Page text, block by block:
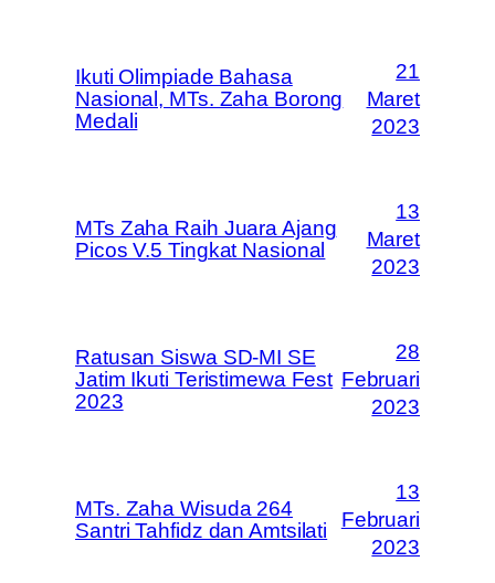
Ikuti Olimpiade Bahasa
Nasional, MTs. Zaha Borong
Medali
21
Maret
2023
MTs Zaha Raih Juara Ajang
Picos V.5 Tingkat Nasional
13
Maret
2023
Ratusan Siswa SD-MI SE
Jatim Ikuti Teristimewa Fest
2023
28
Februari
2023
MTs. Zaha Wisuda 264
Santri Tahfidz dan Amtsilati
13
Februari
2023